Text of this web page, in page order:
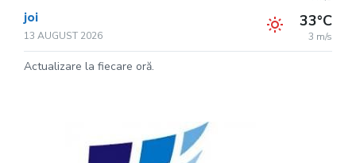
joi
13 AUGUST 2026
33°C
3 m/s
Actualizare la fiecare oră.